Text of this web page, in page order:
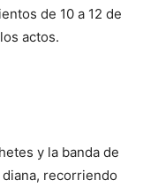
de 10 a 12 de
actos.
y la banda de
recorriendo